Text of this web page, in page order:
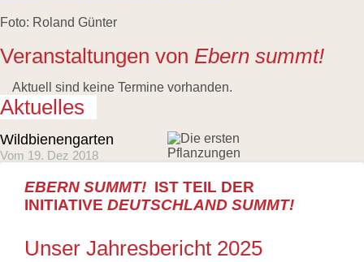
Links
Vielfalt
Foto: Roland Günter
Veranstaltungen von Ebern summt!
Aktuell sind keine Termine vorhanden.
Aktuelles
Wildbienengarten
Vom 19. Dez 2018
EBERN SUMMT! IST TEIL DER
INITIATIVE DEUTSCHLAND SUMMT!
Unser Jahresbericht 2025